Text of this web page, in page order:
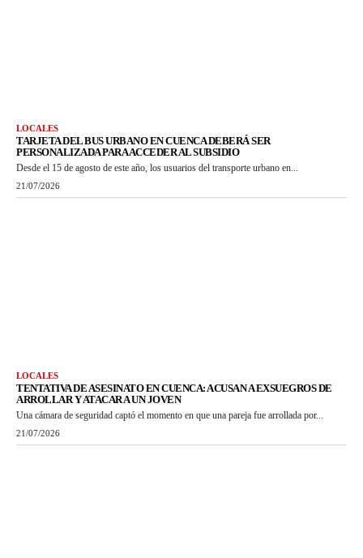
LOCALES
TARJETA DEL BUS URBANO EN CUENCA DEBERÁ SER
PERSONALIZADA PARA ACCEDER AL SUBSIDIO
Desde el 15 de agosto de este año, los usuarios del transporte urbano en...
21/07/2026
LOCALES
TENTATIVA DE ASESINATO EN CUENCA: ACUSAN A EXSUEGROS DE
ARROLLAR Y ATACAR A UN JOVEN
Una cámara de seguridad captó el momento en que una pareja fue arrollada por...
21/07/2026